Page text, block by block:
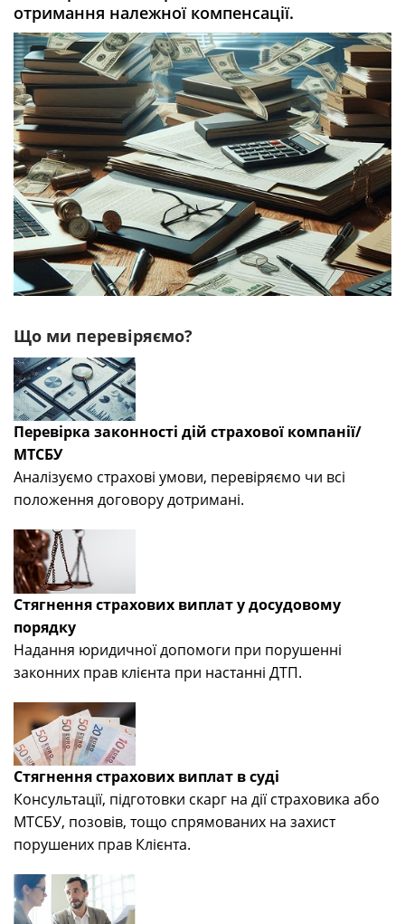
отримання належної компенсації.
Що ми перевіряємо?
Перевірка законності дій страхової компанії/
МТСБУ
Аналізуємо страхові умови, перевіряємо чи всі
положення договору дотримані.
Стягнення страхових виплат у досудовому
порядку
Надання юридичної допомоги при порушенні
законних прав клієнта при настанні ДТП.
Стягнення страхових виплат в суді
Консультації, підготовки скарг на дії страховика або
МТСБУ, позовів, тощо спрямованих на захист
порушених прав Клієнта.